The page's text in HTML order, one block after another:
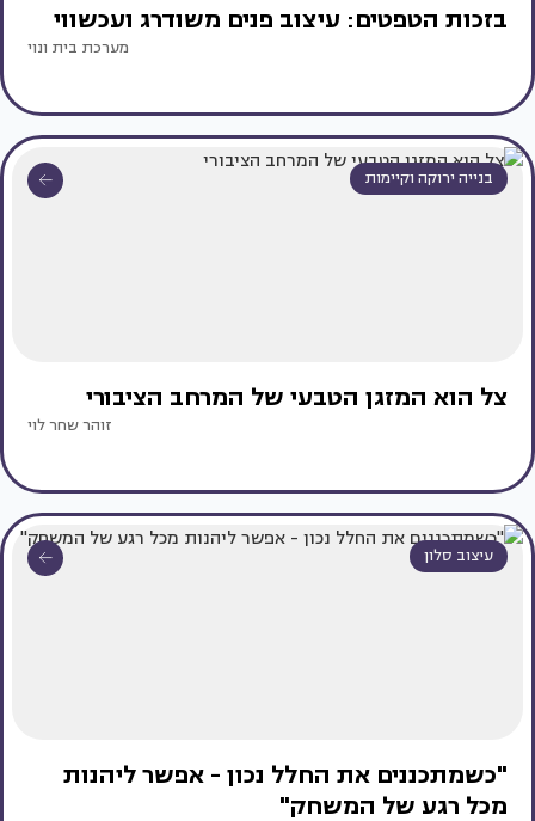
בזכות הטפטים: עיצוב פנים משודרג ועכשווי
מערכת בית ונוי
בנייה ירוקה וקיימות
צל הוא המזגן הטבעי של המרחב הציבורי
זוהר שחר לוי
עיצוב סלון
"כשמתכננים את החלל נכון - אפשר ליהנות
מכל רגע של המשחק"